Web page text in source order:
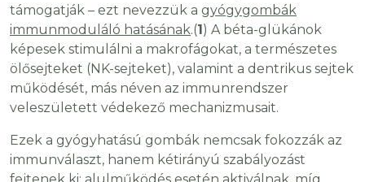
támogatják – ezt nevezzük a gyógygombák
immunmoduláló hatásának.(1 ) A béta-glükánok
képesek stimulálni a makrofágokat, a természetes
ölősejteket (NK-sejteket), valamint a dentrikus sejtek
működését, más néven az immunrendszer
veleszületett védekező mechanizmusait.
Ezek a gyógyhatású gombák nemcsak fokozzák az
immunválaszt, hanem kétirányú szabályozást